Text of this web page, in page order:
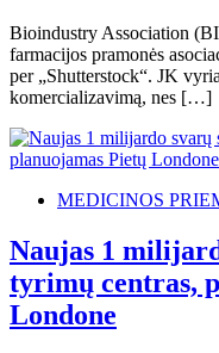
Bioindustry Association
farmacijos pramonės
per „Shutterstock“. JK
komercializavimą, nes […]
MEDICINOS
Naujas 1
tyrimų centras,
Londone